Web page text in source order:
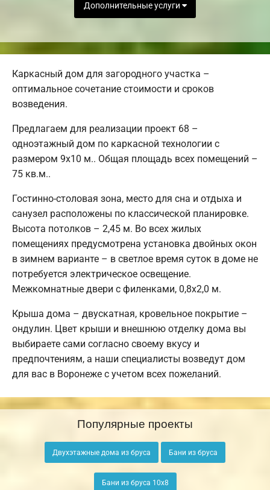
Дополнительные услуги
Каркасный дом для загородного участка –
оптимальное сочетание стоимости и сроков
возведения.
Предлагаем для реализации проект 68 –
одноэтажный дом по каркасной технологии с
размером 9х10 м.. Общая площадь всех помещений –
75 кв.м..
Гостинно-столовая зона, место для сна и отдыха и
санузел расположены по классической планировке.
Высота потолков – 2,45 м. Во всех жилых
помещениях предусмотрена установка двойных окон
в зимнем варианте – в светлое время суток в доме не
потребуется электрическое освещение.
Межкомнатные двери с филенками, 0,8х2,0 м.
Крыша дома – двускатная, кровельное покрытие –
ондулин. Цвет крыши и внешнюю отделку дома вы
выбираете сами согласно своему вкусу и
предпочтениям, а наши специалисты возведут дом
для вас в Воронеже с учетом всех пожеланий.
Популярные проекты
Двухэтажные дома из бруса Бани из бруса
Бани из бруса 10х8